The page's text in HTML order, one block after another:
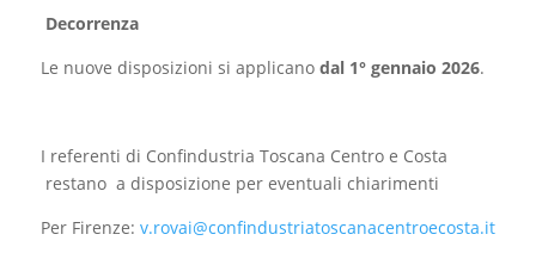
Decorrenza
Le nuove disposizioni si applicano dal 1° gennaio 2026.
I referenti di Confindustria Toscana Centro e Costa
restano a disposizione per eventuali chiarimenti
Per Firenze: v.rovai@confindustriatoscanacentroecosta.it